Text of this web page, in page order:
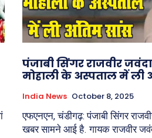
पंजाबी सिंगर राजवीर
मोहाली के अस्पताल में ली
India News October 8, 2025
एफएनएन, चंडीगढ़: पंजाबी सिंगर
खबर सामने आई है. गायक राजवीर